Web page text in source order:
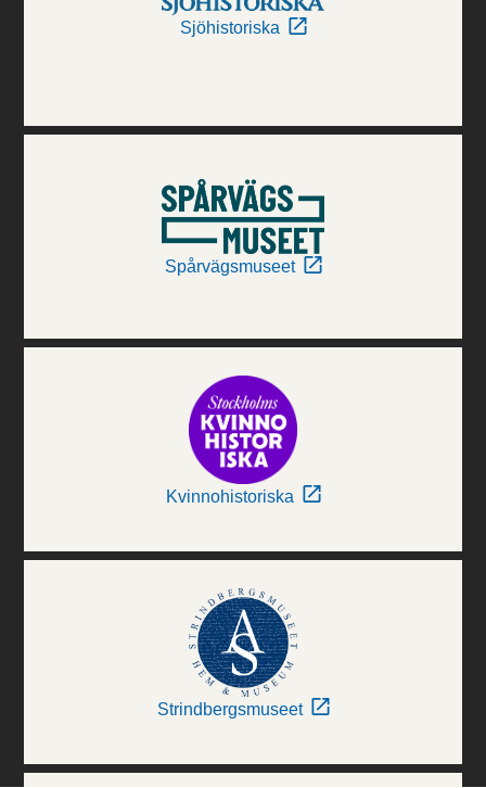
Sjöhistoriska
Spårvägsmuseet
Kvinnohistoriska
Strindbergsmuseet